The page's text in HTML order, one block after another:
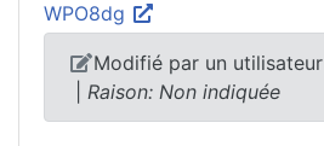
WPO8dg
Modifié par un utilisateur
Raison: Non indiquée